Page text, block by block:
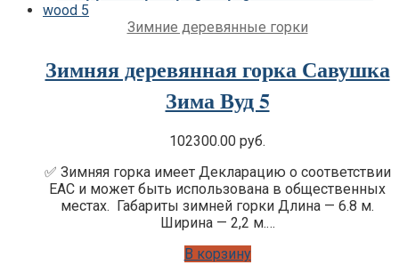
Зимние деревянные горки
Зимняя деревянная горка Савушка
Зима Вуд 5
102300.00 руб.
✅ Зимняя горка имеет Декларацию о соответствии
EAC и может быть использована в общественных
местах. Габариты зимней горки Длина — 6.8 м.
Ширина — 2,2 м.…
В корзину